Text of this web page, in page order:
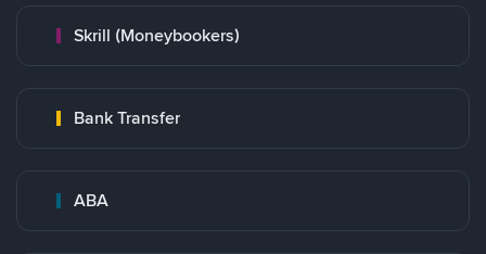
Skrill (Moneybookers)
Bank Transfer
ABA